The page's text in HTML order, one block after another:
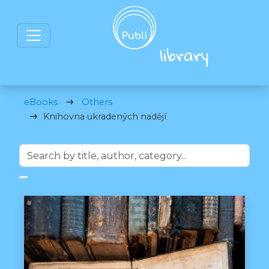
eBooks
Others
Knihovna ukradených nadějí